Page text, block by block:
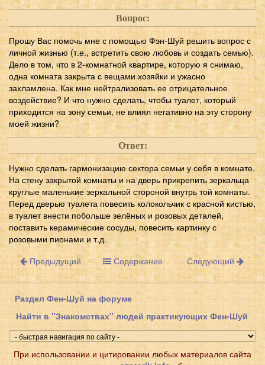
Вопрос:
Прошу Вас помочь мне с помощью Фэн-Шуй решить вопрос с
личной жизнью (т.е., встретить свою любовь и создать семью).
Дело в том, что в 2-комнатной квартире, которую я снимаю,
одна комната закрыта с вещами хозяйки и ужасно
захламлена. Как мне нейтрализовать ее отрицательное
воздействие? И что нужно сделать, чтобы туалет, который
приходится на зону семьи, не влиял негативно на эту сторону
моей жизни?
Ответ:
Нужно сделать гармонизацию сектора семьи у себя в комнате.
На стену закрытой комнаты и на дверь прикрепить зеркальца
круглые маленькие зеркальной стороной внутрь той комнаты.
Перед дверью туалета повесить колокольчик с красной кистью,
в туалет внести побольше зелёных и розовых деталей,
поставить керамические сосуды, повесить картинку с
розовыми пионами и т.д.
Предыдущий
Содержание Следующий
Раздел Фен-Шуй на форуме
Найти в "Знакомствах" людей практикующих Фен-Шуй
При использовании и цитировании любых материалов сайта